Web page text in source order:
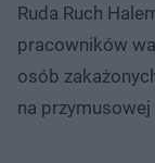
Ruda Ruch
pracowników
osób
na